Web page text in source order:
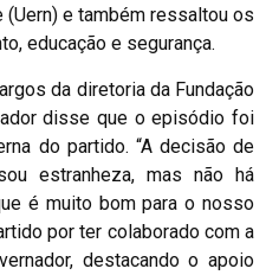
(Uern) e também ressaltou os
educação e segurança.
da diretoria da Fundação
disse que o episódio foi
do partido. “A decisão de
estranheza, mas não há
é muito bom para o nosso
por ter colaborado com a
destacando o apoio